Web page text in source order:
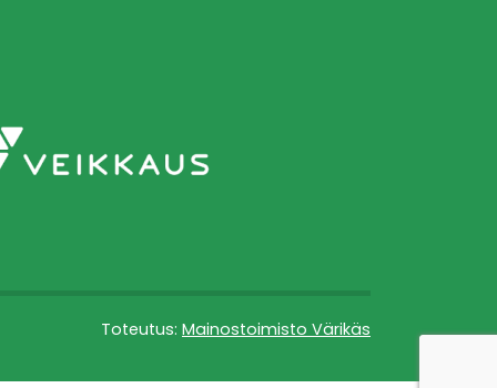
Toteutus: Mainostoimisto Värikäs